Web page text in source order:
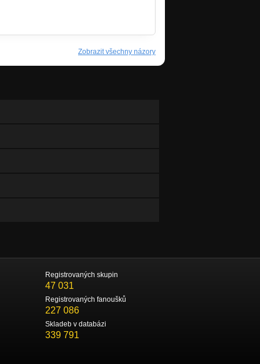
Zobrazit všechny názory
Registrovaných skupin
47 031
Registrovaných fanoušků
227 086
Skladeb v databázi
339 791